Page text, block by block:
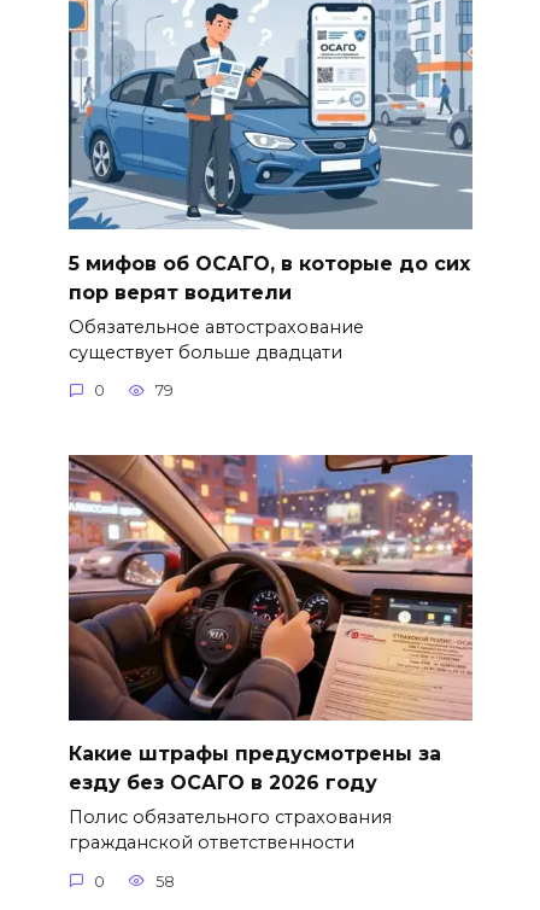
5 мифов об ОСАГО, в которые до сих
пор верят водители
Обязательное автострахование
существует больше двадцати
0 79
Какие штрафы предусмотрены за
езду без ОСАГО в 2026 году
Полис обязательного страхования
гражданской ответственности
0 58